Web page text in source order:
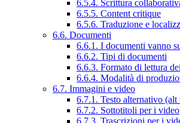
6.5.4. Scrittura
6.5.5. Content critique
6.5.6. Traduzione e
6.6. Documenti
6.6.1. I documenti vanno
6.6.2. Tipi di documenti
6.6.3. Formato di lettura
6.6.4. Modalità di
6.7. Immagini e video
6.7.1. Testo alternativo
6.7.2. Sottotitoli per i video
6.7.3. Trascrizioni per i